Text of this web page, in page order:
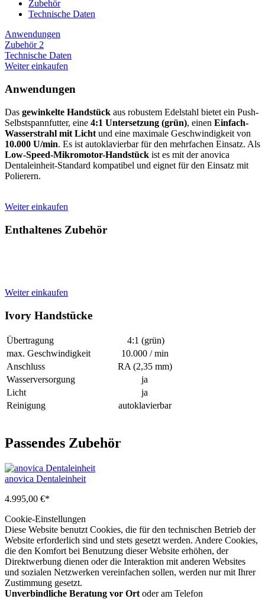
Zubehör
Technische Daten
Anwendungen
Zubehör2
Technische Daten
Weiter einkaufen
Anwendungen
Das gewinkelte Handstück aus robustem Edelstahl bietet ein Push-
Selbstspannfutter, eine 4:1 Untersetzung (grün), einen Einfach-
Wasserstrahl mit Licht und eine maximale Geschwindigkeit von
10.000 U/min. Es ist autoklavierbar für den mehrfachen Einsatz. Als
Low-Speed-Mikromotor-Handstück ist es mit der anovica
Dentaleinheit-Standard kompatibel und eignet für den Einsatz mit
Polierern.
Weiter einkaufen
Enthaltenes Zubehör
Weiter einkaufen
Ivory Handstücke
Übertragung
4:1 (grün)
max. Geschwindigkeit
10.000 / min
Anschluss
RA (2,35 mm)
Wasserversorgung
ja
Licht
ja
Reinigung
autoklavierbar
Passendes Zubehör
anovica Dentaleinheit
4.995,00 €*
Cookie-Einstellungen
Diese Website benutzt Cookies, die für den technischen Betrieb der
Website erforderlich sind und stets gesetzt werden. Andere Cookies,
die den Komfort bei Benutzung dieser Website erhöhen, der
Direktwerbung dienen oder die Interaktion mit anderen Websites
und sozialen Netzwerken vereinfachen sollen, werden nur mit Ihrer
Zustimmung gesetzt.
Unverbindliche Beratung vor Ort oder am Telefon